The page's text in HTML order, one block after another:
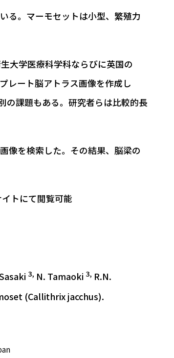
る。マーモセットは小型、繁殖力
大学医療科学科ならびに英国の
レート脳アトラス画像を作成し
の課題もある。研究者らは比較的長
像を検索した。その結果、脳梁の
トにて閲覧可能
3, N. Tamaoki 3, R.N.
(Callithrix jacchus).